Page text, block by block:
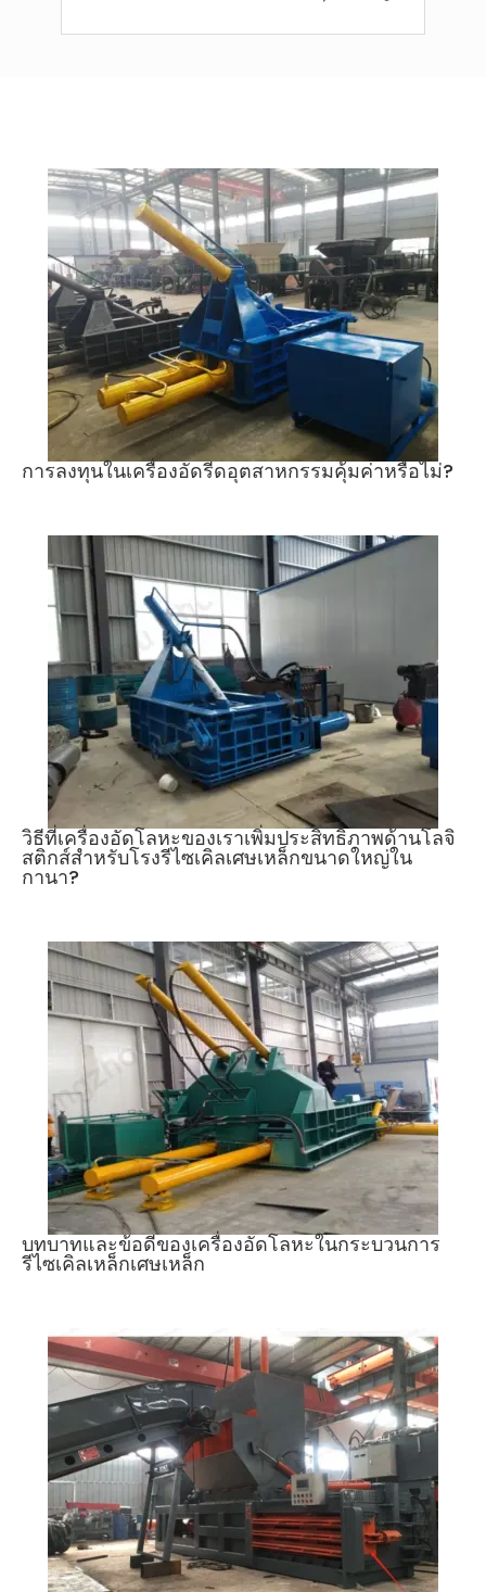
การลงทุนในเครื่องอัดรีดอุตสาหกรรมคุ้มค่าหรือไม่?
วิธีที่เครื่องอัดโลหะของเราเพิ่มประสิทธิภาพด้านโลจิ
สติกส์สำหรับโรงรีไซเคิลเศษเหล็กขนาดใหญ่ใน
กานา?
บทบาทและข้อดีของเครื่องอัดโลหะในกระบวนการ
รีไซเคิลเหล็กเศษเหล็ก